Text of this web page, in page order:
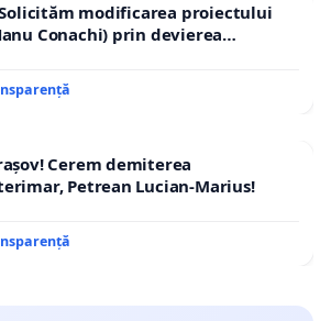
modificarea proiectului
Conachi) prin devierea
localităților!
Cerem demiterea
Petrean Lucian-Marius!